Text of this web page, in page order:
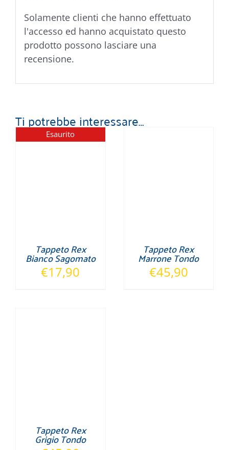
Solamente clienti che hanno effettuato
l'accesso ed hanno acquistato questo
prodotto possono lasciare una
recensione.
Ti potrebbe interessare…
Esaurito
Tappeto Rex
Bianco Sagomato
€17,90
Tappeto Rex
Marrone Tondo
€45,90
Tappeto Rex
Grigio Tondo